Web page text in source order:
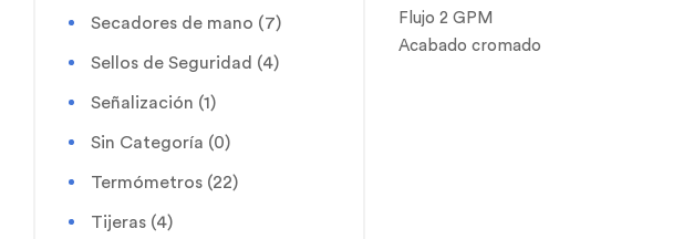
Flujo 2 GPM
Acabado cromado
Secadores de mano (7)
Sellos de Seguridad (4)
Señalización (1)
Sin Categoría (0)
Termómetros (22)
Tijeras (4)